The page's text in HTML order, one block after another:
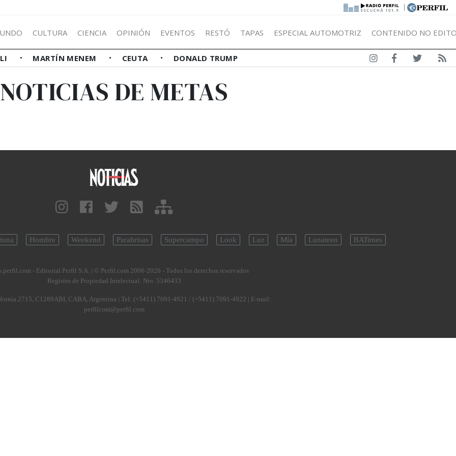
|
CULTURA CIENCIA OPINIÓN EVENTOS RESTÓ TAPAS ESPECIAL AUTOMOTRIZ CONTENIDO NO
MARTÍN MENEM CEUTA DONALD TRUMP
NOTICIAS DE METAS
Hombre Weekend Parabrisas Supercampo Look Luz Mía Lunateen BATimes
- Editorial Perfil S.A. | © Perfil.com 2006-2026 - Todos los derechos reservados
Registro de Propiedad Intelectual: Nro. 5346433
2715, C1289ABI, CABA, Argentina | Tel: (+5411) 7091-4921 / (+5411) 7091-4922 | E-mail:
perfilcom@perfil.com